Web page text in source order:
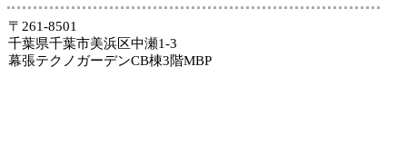
〒261-8501
千葉県千葉市美浜区中瀬1-3
幕張テクノガーデンCB棟3階MBP